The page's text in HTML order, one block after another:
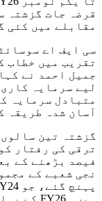
مقابلے میں کئی
تقریب میں خطاب
جمیل احمد نے
لیے سرمایہ
متبادل سرمایہ
آسان شدہ طریقہ
گزشتہ تین